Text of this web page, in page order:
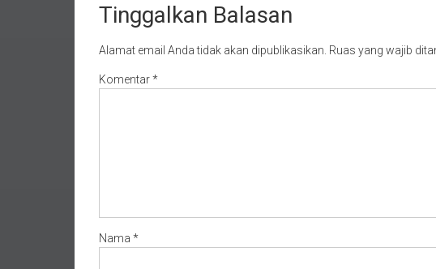
Tinggalkan Balasan
Alamat email Anda tidak akan dipublikasikan. Ruas yang wajib
Komentar*
Nama *